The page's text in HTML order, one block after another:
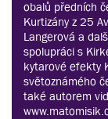
obalů předních
Kurtizány z 25
Langerová a
spolupráci s
kytarové efekty
světoznámého
také autorem